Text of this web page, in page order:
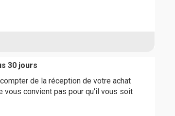
30 jours
de la réception de votre achat
vous convient pas pour qu'il vous soit